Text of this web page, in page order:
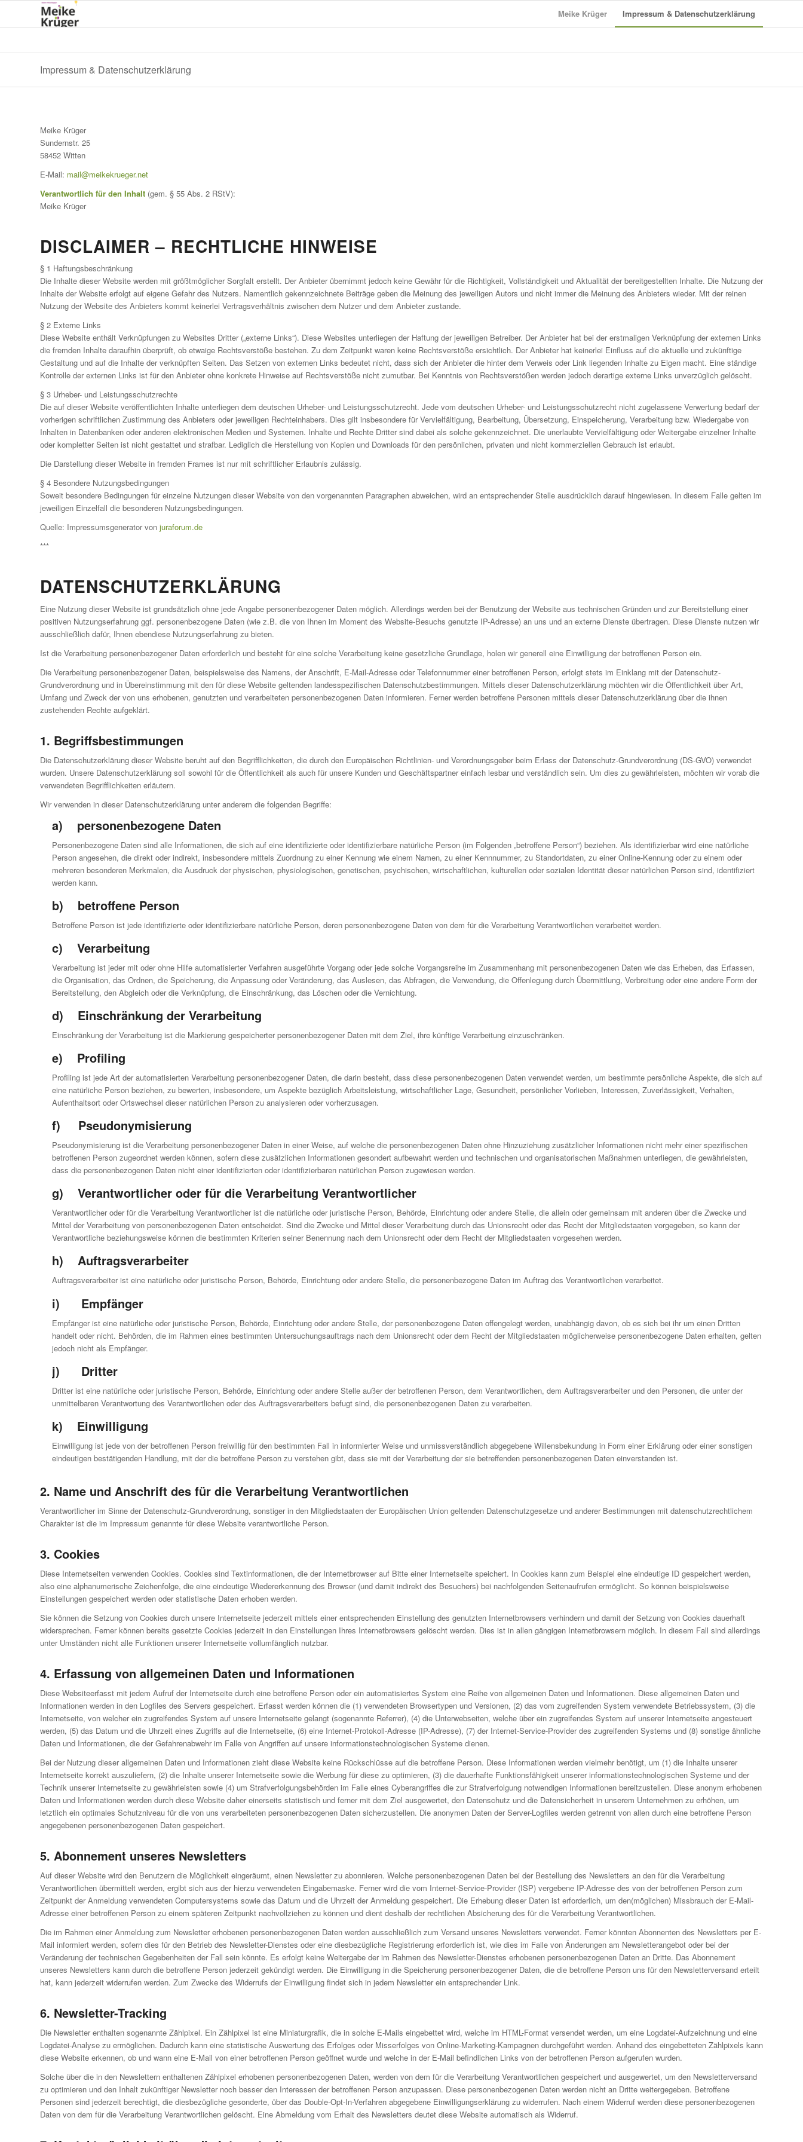
Meike Krüger Impressum & Datenschutzerklärung
Impressum & Datenschutzerklärung
Meike Krüger
Sundernstr. 25
58452 Witten
E-Mail: mail@meikekrueger.net
Verantwortlich für den Inhalt (gem. § 55 Abs. 2 RStV):
Meike Krüger
DISCLAIMER – RECHTLICHE HINWEISE
§ 1 Haftungsbeschränkung
Die Inhalte dieser Website werden mit größtmöglicher Sorgfalt erstellt. Der Anbieter übernimmt jedoch keine Gewähr für die Richtigkeit, Vollständigkeit und Aktualität der bereitgestellten Inhalte. Die Nutzung der
Inhalte der Website erfolgt auf eigene Gefahr des Nutzers. Namentlich gekennzeichnete Beiträge geben die Meinung des jeweiligen Autors und nicht immer die Meinung des Anbieters wieder. Mit der reinen
Nutzung der Website des Anbieters kommt keinerlei Vertragsverhältnis zwischen dem Nutzer und dem Anbieter zustande.
§ 2 Externe Links
Diese Website enthält Verknüpfungen zu Websites Dritter („externe Links“). Diese Websites unterliegen der Haftung der jeweiligen Betreiber. Der Anbieter hat bei der erstmaligen Verknüpfung der externen Links
die fremden Inhalte daraufhin überprüft, ob etwaige Rechtsverstöße bestehen. Zu dem Zeitpunkt waren keine Rechtsverstöße ersichtlich. Der Anbieter hat keinerlei Einfluss auf die aktuelle und zukünftige
Gestaltung und auf die Inhalte der verknüpften Seiten. Das Setzen von externen Links bedeutet nicht, dass sich der Anbieter die hinter dem Verweis oder Link liegenden Inhalte zu Eigen macht. Eine ständige
Kontrolle der externen Links ist für den Anbieter ohne konkrete Hinweise auf Rechtsverstöße nicht zumutbar. Bei Kenntnis von Rechtsverstößen werden jedoch derartige externe Links unverzüglich gelöscht.
§ 3 Urheber- und Leistungsschutzrechte
Die auf dieser Website veröffentlichten Inhalte unterliegen dem deutschen Urheber- und Leistungsschutzrecht. Jede vom deutschen Urheber- und Leistungsschutzrecht nicht zugelassene Verwertung bedarf der
vorherigen schriftlichen Zustimmung des Anbieters oder jeweiligen Rechteinhabers. Dies gilt insbesondere für Vervielfältigung, Bearbeitung, Übersetzung, Einspeicherung, Verarbeitung bzw. Wiedergabe von
Inhalten in Datenbanken oder anderen elektronischen Medien und Systemen. Inhalte und Rechte Dritter sind dabei als solche gekennzeichnet. Die unerlaubte Vervielfältigung oder Weitergabe einzelner Inhalte
oder kompletter Seiten ist nicht gestattet und strafbar. Lediglich die Herstellung von Kopien und Downloads für den persönlichen, privaten und nicht kommerziellen Gebrauch ist erlaubt.
Die Darstellung dieser Website in fremden Frames ist nur mit schriftlicher Erlaubnis zulässig.
§ 4 Besondere Nutzungsbedingungen
Soweit besondere Bedingungen für einzelne Nutzungen dieser Website von den vorgenannten Paragraphen abweichen, wird an entsprechender Stelle ausdrücklich darauf hingewiesen. In diesem Falle gelten im
jeweiligen Einzelfall die besonderen Nutzungsbedingungen.
Quelle: Impressumsgenerator von juraforum.de
***
DATENSCHUTZERKLÄRUNG
Eine Nutzung dieser Website ist grundsätzlich ohne jede Angabe personenbezogener Daten möglich. Allerdings werden bei der Benutzung der Website aus technischen Gründen und zur Bereitstellung einer
positiven Nutzungserfahrung ggf. personenbezogene Daten (wie z.B. die von Ihnen im Moment des Website-Besuchs genutzte IP-Adresse) an uns und an externe Dienste übertragen. Diese Dienste nutzen wir
ausschließlich dafür, Ihnen ebendiese Nutzungserfahrung zu bieten.
Ist die Verarbeitung personenbezogener Daten erforderlich und besteht für eine solche Verarbeitung keine gesetzliche Grundlage, holen wir generell eine Einwilligung der betroffenen Person ein.
Die Verarbeitung personenbezogener Daten, beispielsweise des Namens, der Anschrift, E-Mail-Adresse oder Telefonnummer einer betroffenen Person, erfolgt stets im Einklang mit der Datenschutz-
Grundverordnung und in Übereinstimmung mit den für diese Website geltenden landesspezifischen Datenschutzbestimmungen. Mittels dieser Datenschutzerklärung möchten wir die Öffentlichkeit über Art,
Umfang und Zweck der von uns erhobenen, genutzten und verarbeiteten personenbezogenen Daten informieren. Ferner werden betroffene Personen mittels dieser Datenschutzerklärung über die ihnen
zustehenden Rechte aufgeklärt.
1. Begriffsbestimmungen
Die Datenschutzerklärung dieser Website beruht auf den Begrifflichkeiten, die durch den Europäischen Richtlinien- und Verordnungsgeber beim Erlass der Datenschutz-Grundverordnung (DS-GVO) verwendet
wurden. Unsere Datenschutzerklärung soll sowohl für die Öffentlichkeit als auch für unsere Kunden und Geschäftspartner einfach lesbar und verständlich sein. Um dies zu gewährleisten, möchten wir vorab die
verwendeten Begrifflichkeiten erläutern.
Wir verwenden in dieser Datenschutzerklärung unter anderem die folgenden Begriffe:
a) personenbezogene Daten
Personenbezogene Daten sind alle Informationen, die sich auf eine identifizierte oder identifizierbare natürliche Person (im Folgenden „betroffene Person“) beziehen. Als identifizierbar wird eine natürliche
Person angesehen, die direkt oder indirekt, insbesondere mittels Zuordnung zu einer Kennung wie einem Namen, zu einer Kennnummer, zu Standortdaten, zu einer Online-Kennung oder zu einem oder
mehreren besonderen Merkmalen, die Ausdruck der physischen, physiologischen, genetischen, psychischen, wirtschaftlichen, kulturellen oder sozialen Identität dieser natürlichen Person sind, identifiziert
werden kann.
b) betroffene Person
Betroffene Person ist jede identifizierte oder identifizierbare natürliche Person, deren personenbezogene Daten von dem für die Verarbeitung Verantwortlichen verarbeitet werden.
c) Verarbeitung
Verarbeitung ist jeder mit oder ohne Hilfe automatisierter Verfahren ausgeführte Vorgang oder jede solche Vorgangsreihe im Zusammenhang mit personenbezogenen Daten wie das Erheben, das Erfassen,
die Organisation, das Ordnen, die Speicherung, die Anpassung oder Veränderung, das Auslesen, das Abfragen, die Verwendung, die Offenlegung durch Übermittlung, Verbreitung oder eine andere Form der
Bereitstellung, den Abgleich oder die Verknüpfung, die Einschränkung, das Löschen oder die Vernichtung.
d) Einschränkung der Verarbeitung
Einschränkung der Verarbeitung ist die Markierung gespeicherter personenbezogener Daten mit dem Ziel, ihre künftige Verarbeitung einzuschränken.
e) Profiling
Profiling ist jede Art der automatisierten Verarbeitung personenbezogener Daten, die darin besteht, dass diese personenbezogenen Daten verwendet werden, um bestimmte persönliche Aspekte, die sich auf
eine natürliche Person beziehen, zu bewerten, insbesondere, um Aspekte bezüglich Arbeitsleistung, wirtschaftlicher Lage, Gesundheit, persönlicher Vorlieben, Interessen, Zuverlässigkeit, Verhalten,
Aufenthaltsort oder Ortswechsel dieser natürlichen Person zu analysieren oder vorherzusagen.
f) Pseudonymisierung
Pseudonymisierung ist die Verarbeitung personenbezogener Daten in einer Weise, auf welche die personenbezogenen Daten ohne Hinzuziehung zusätzlicher Informationen nicht mehr einer spezifischen
betroffenen Person zugeordnet werden können, sofern diese zusätzlichen Informationen gesondert aufbewahrt werden und technischen und organisatorischen Maßnahmen unterliegen, die gewährleisten,
dass die personenbezogenen Daten nicht einer identifizierten oder identifizierbaren natürlichen Person zugewiesen werden.
g) Verantwortlicher oder für die Verarbeitung Verantwortlicher
Verantwortlicher oder für die Verarbeitung Verantwortlicher ist die natürliche oder juristische Person, Behörde, Einrichtung oder andere Stelle, die allein oder gemeinsam mit anderen über die Zwecke und
Mittel der Verarbeitung von personenbezogenen Daten entscheidet. Sind die Zwecke und Mittel dieser Verarbeitung durch das Unionsrecht oder das Recht der Mitgliedstaaten vorgegeben, so kann der
Verantwortliche beziehungsweise können die bestimmten Kriterien seiner Benennung nach dem Unionsrecht oder dem Recht der Mitgliedstaaten vorgesehen werden.
h) Auftragsverarbeiter
Auftragsverarbeiter ist eine natürliche oder juristische Person, Behörde, Einrichtung oder andere Stelle, die personenbezogene Daten im Auftrag des Verantwortlichen verarbeitet.
i) Empfänger
Empfänger ist eine natürliche oder juristische Person, Behörde, Einrichtung oder andere Stelle, der personenbezogene Daten offengelegt werden, unabhängig davon, ob es sich bei ihr um einen Dritten
handelt oder nicht. Behörden, die im Rahmen eines bestimmten Untersuchungsauftrags nach dem Unionsrecht oder dem Recht der Mitgliedstaaten möglicherweise personenbezogene Daten erhalten, gelten
jedoch nicht als Empfänger.
j) Dritter
Dritter ist eine natürliche oder juristische Person, Behörde, Einrichtung oder andere Stelle außer der betroffenen Person, dem Verantwortlichen, dem Auftragsverarbeiter und den Personen, die unter der
unmittelbaren Verantwortung des Verantwortlichen oder des Auftragsverarbeiters befugt sind, die personenbezogenen Daten zu verarbeiten.
k) Einwilligung
Einwilligung ist jede von der betroffenen Person freiwillig für den bestimmten Fall in informierter Weise und unmissverständlich abgegebene Willensbekundung in Form einer Erklärung oder einer sonstigen
eindeutigen bestätigenden Handlung, mit der die betroffene Person zu verstehen gibt, dass sie mit der Verarbeitung der sie betreffenden personenbezogenen Daten einverstanden ist.
2. Name und Anschrift des für die Verarbeitung Verantwortlichen
Verantwortlicher im Sinne der Datenschutz-Grundverordnung, sonstiger in den Mitgliedstaaten der Europäischen Union geltenden Datenschutzgesetze und anderer Bestimmungen mit datenschutzrechtlichem
Charakter ist die im Impressum genannte für diese Website verantwortliche Person.
3. Cookies
Diese Internetseiten verwenden Cookies. Cookies sind Textinformationen, die der Internetbrowser auf Bitte einer Internetseite speichert. In Cookies kann zum Beispiel eine eindeutige ID gespeichert werden,
also eine alphanumerische Zeichenfolge, die eine eindeutige Wiedererkennung des Browser (und damit indirekt des Besuchers) bei nachfolgenden Seitenaufrufen ermöglicht. So können beispielsweise
Einstellungen gespeichert werden oder statistische Daten erhoben werden.
Sie können die Setzung von Cookies durch unsere Internetseite jederzeit mittels einer entsprechenden Einstellung des genutzten Internetbrowsers verhindern und damit der Setzung von Cookies dauerhaft
widersprechen. Ferner können bereits gesetzte Cookies jederzeit in den Einstellungen Ihres Internetbrowsers gelöscht werden. Dies ist in allen gängigen Internetbrowsern möglich. In diesem Fall sind allerdings
unter Umständen nicht alle Funktionen unserer Internetseite vollumfänglich nutzbar.
4. Erfassung von allgemeinen Daten und Informationen
Diese Websiteerfasst mit jedem Aufruf der Internetseite durch eine betroffene Person oder ein automatisiertes System eine Reihe von allgemeinen Daten und Informationen. Diese allgemeinen Daten und
Informationen werden in den Logfiles des Servers gespeichert. Erfasst werden können die (1) verwendeten Browsertypen und Versionen, (2) das vom zugreifenden System verwendete Betriebssystem, (3) die
Internetseite, von welcher ein zugreifendes System auf unsere Internetseite gelangt (sogenannte Referrer), (4) die Unterwebseiten, welche über ein zugreifendes System auf unserer Internetseite angesteuert
werden, (5) das Datum und die Uhrzeit eines Zugriffs auf die Internetseite, (6) eine Internet-Protokoll-Adresse (IP-Adresse), (7) der Internet-Service-Provider des zugreifenden Systems und (8) sonstige ähnliche
Daten und Informationen, die der Gefahrenabwehr im Falle von Angriffen auf unsere informationstechnologischen Systeme dienen.
Bei der Nutzung dieser allgemeinen Daten und Informationen zieht diese Website keine Rückschlüsse auf die betroffene Person. Diese Informationen werden vielmehr benötigt, um (1) die Inhalte unserer
Internetseite korrekt auszuliefern, (2) die Inhalte unserer Internetseite sowie die Werbung für diese zu optimieren, (3) die dauerhafte Funktionsfähigkeit unserer informationstechnologischen Systeme und der
Technik unserer Internetseite zu gewährleisten sowie (4) um Strafverfolgungsbehörden im Falle eines Cyberangriffes die zur Strafverfolgung notwendigen Informationen bereitzustellen. Diese anonym erhobenen
Daten und Informationen werden durch diese Website daher einerseits statistisch und ferner mit dem Ziel ausgewertet, den Datenschutz und die Datensicherheit in unserem Unternehmen zu erhöhen, um
letztlich ein optimales Schutzniveau für die von uns verarbeiteten personenbezogenen Daten sicherzustellen. Die anonymen Daten der Server-Logfiles werden getrennt von allen durch eine betroffene Person
angegebenen personenbezogenen Daten gespeichert.
5. Abonnement unseres Newsletters
Auf dieser Website wird den Benutzern die Möglichkeit eingeräumt, einen Newsletter zu abonnieren. Welche personenbezogenen Daten bei der Bestellung des Newsletters an den für die Verarbeitung
Verantwortlichen übermittelt werden, ergibt sich aus der hierzu verwendeten Eingabemaske. Ferner wird die vom Internet-Service-Provider (ISP) vergebene IP-Adresse des von der betroffenen Person zum
Zeitpunkt der Anmeldung verwendeten Computersystems sowie das Datum und die Uhrzeit der Anmeldung gespeichert. Die Erhebung dieser Daten ist erforderlich, um den(möglichen) Missbrauch der E-Mail-
Adresse einer betroffenen Person zu einem späteren Zeitpunkt nachvollziehen zu können und dient deshalb der rechtlichen Absicherung des für die Verarbeitung Verantwortlichen.
Die im Rahmen einer Anmeldung zum Newsletter erhobenen personenbezogenen Daten werden ausschließlich zum Versand unseres Newsletters verwendet. Ferner könnten Abonnenten des Newsletters per E-
Mail informiert werden, sofern dies für den Betrieb des Newsletter-Dienstes oder eine diesbezügliche Registrierung erforderlich ist, wie dies im Falle von Änderungen am Newsletterangebot oder bei der
Veränderung der technischen Gegebenheiten der Fall sein könnte. Es erfolgt keine Weitergabe der im Rahmen des Newsletter-Dienstes erhobenen personenbezogenen Daten an Dritte. Das Abonnement
unseres Newsletters kann durch die betroffene Person jederzeit gekündigt werden. Die Einwilligung in die Speicherung personenbezogener Daten, die die betroffene Person uns für den Newsletterversand erteilt
hat, kann jederzeit widerrufen werden. Zum Zwecke des Widerrufs der Einwilligung findet sich in jedem Newsletter ein entsprechender Link.
6. Newsletter-Tracking
Die Newsletter enthalten sogenannte Zählpixel. Ein Zählpixel ist eine Miniaturgrafik, die in solche E-Mails eingebettet wird, welche im HTML-Format versendet werden, um eine Logdatei-Aufzeichnung und eine
Logdatei-Analyse zu ermöglichen. Dadurch kann eine statistische Auswertung des Erfolges oder Misserfolges von Online-Marketing-Kampagnen durchgeführt werden. Anhand des eingebetteten Zählpixels kann
diese Website erkennen, ob und wann eine E-Mail von einer betroffenen Person geöffnet wurde und welche in der E-Mail befindlichen Links von der betroffenen Person aufgerufen wurden.
Solche über die in den Newslettern enthaltenen Zählpixel erhobenen personenbezogenen Daten, werden von dem für die Verarbeitung Verantwortlichen gespeichert und ausgewertet, um den Newsletterversand
zu optimieren und den Inhalt zukünftiger Newsletter noch besser den Interessen der betroffenen Person anzupassen. Diese personenbezogenen Daten werden nicht an Dritte weitergegeben. Betroffene
Personen sind jederzeit berechtigt, die diesbezügliche gesonderte, über das Double-Opt-In-Verfahren abgegebene Einwilligungserklärung zu widerrufen. Nach einem Widerruf werden diese personenbezogenen
Daten von dem für die Verarbeitung Verantwortlichen gelöscht. Eine Abmeldung vom Erhalt des Newsletters deutet diese Website automatisch als Widerruf.